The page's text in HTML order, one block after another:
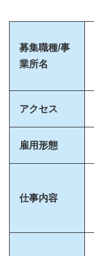
募集職種/事
業所名
アクセス
雇用形態
仕事内容